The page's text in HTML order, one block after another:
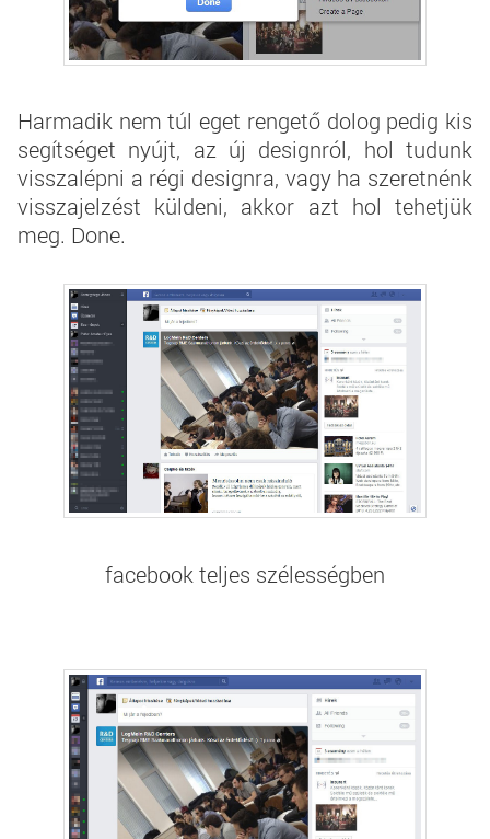
Harmadik nem túl eget rengető dolog pedig kis
segítséget nyújt, az új designról, hol tudunk
visszalépni a régi designra, vagy ha szeretnénk
visszajelzést küldeni, akkor azt hol tehetjük
meg. Done.
facebook teljes szélességben